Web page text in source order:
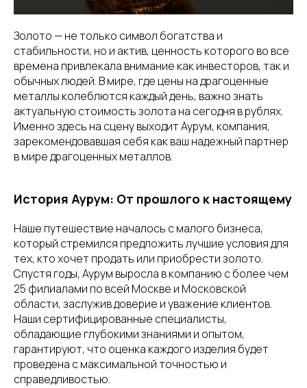
Золото — не только символ богатства и
стабильности, но и актив, ценность которого во все
времена привлекала внимание как инвесторов, так и
обычных людей. В мире, где цены на драгоценные
металлы колеблются каждый день, важно знать
актуальную стоимость золота на сегодня в рублях.
Именно здесь на сцену выходит Аурум, компания,
зарекомендовавшая себя как ваш надежный партнер
в мире драгоценных металлов.
История Аурум: От прошлого к настоящему
Наше путешествие началось с малого бизнеса,
который стремился предложить лучшие условия для
тех, кто хочет продать или приобрести золото.
Спустя годы, Аурум выросла в компанию с более чем
25 филиалами по всей Москве и Московской
области, заслужив доверие и уважение клиентов.
Наши сертифицированные специалисты,
обладающие глубокими знаниями и опытом,
гарантируют, что оценка каждого изделия будет
проведена с максимальной точностью и
справедливостью.